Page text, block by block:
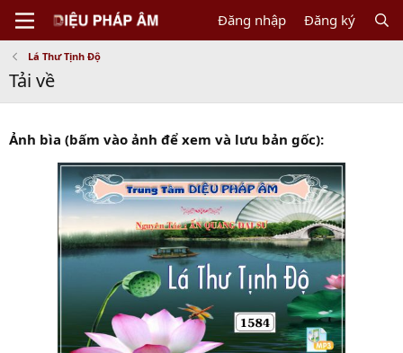
Đăng nhập Đăng ký
Lá Thư Tịnh Độ
Tải về
Ảnh bìa (bấm vào ảnh để xem và lưu bản gốc):